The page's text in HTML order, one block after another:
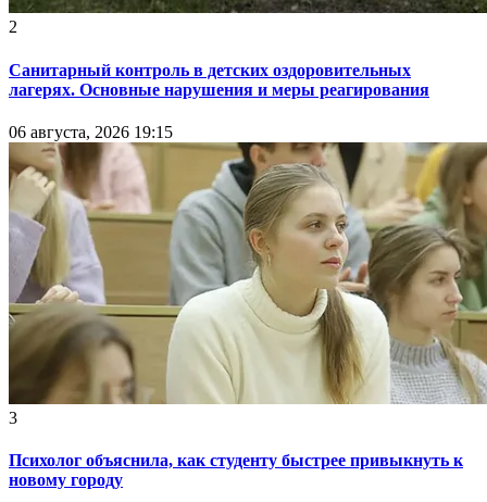
2
Санитарный контроль в детских оздоровительных
лагерях. Основные нарушения и меры реагирования
06 августа, 2026 19:15
3
Психолог объяснила, как студенту быстрее привыкнуть к
новому городу